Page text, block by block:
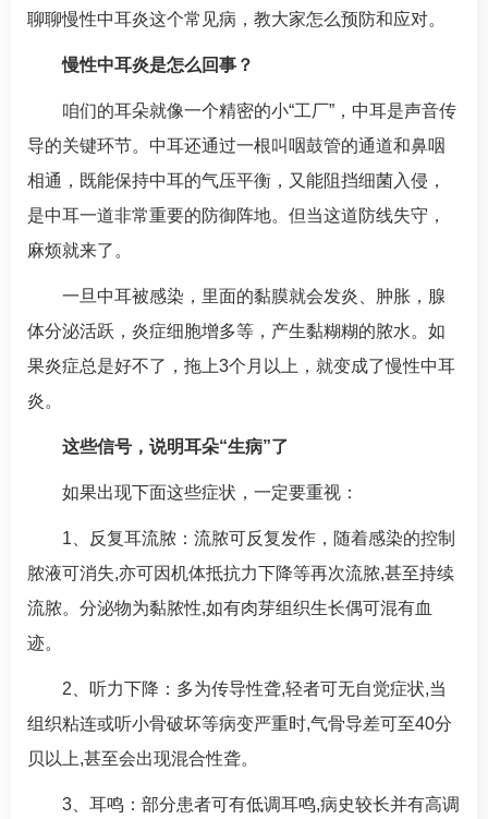
聊聊慢性中耳炎这个常见病，教大家怎么预防和应对。
慢性中耳炎是怎么回事？
咱们的耳朵就像一个精密的小“工厂”，中耳是声音传
导的关键环节。中耳还通过一根叫咽鼓管的通道和鼻咽
相通，既能保持中耳的气压平衡，又能阻挡细菌入侵，
是中耳一道非常重要的防御阵地。但当这道防线失守，
麻烦就来了。
一旦中耳被感染，里面的黏膜就会发炎、肿胀，腺
体分泌活跃，炎症细胞增多等，产生黏糊糊的脓水。如
果炎症总是好不了，拖上3个月以上，就变成了慢性中耳
炎。
这些信号，说明耳朵“生病”了
如果出现下面这些症状，一定要重视：
1、反复耳流脓：流脓可反复发作，随着感染的控制
脓液可消失,亦可因机体抵抗力下降等再次流脓,甚至持续
流脓。分泌物为黏脓性,如有肉芽组织生长偶可混有血
迹。
2、听力下降：多为传导性聋,轻者可无自觉症状,当
组织粘连或听小骨破坏等病变严重时,气骨导差可至40分
贝以上,甚至会出现混合性聋。
3、耳鸣：部分患者可有低调耳鸣,病史较长并有高调